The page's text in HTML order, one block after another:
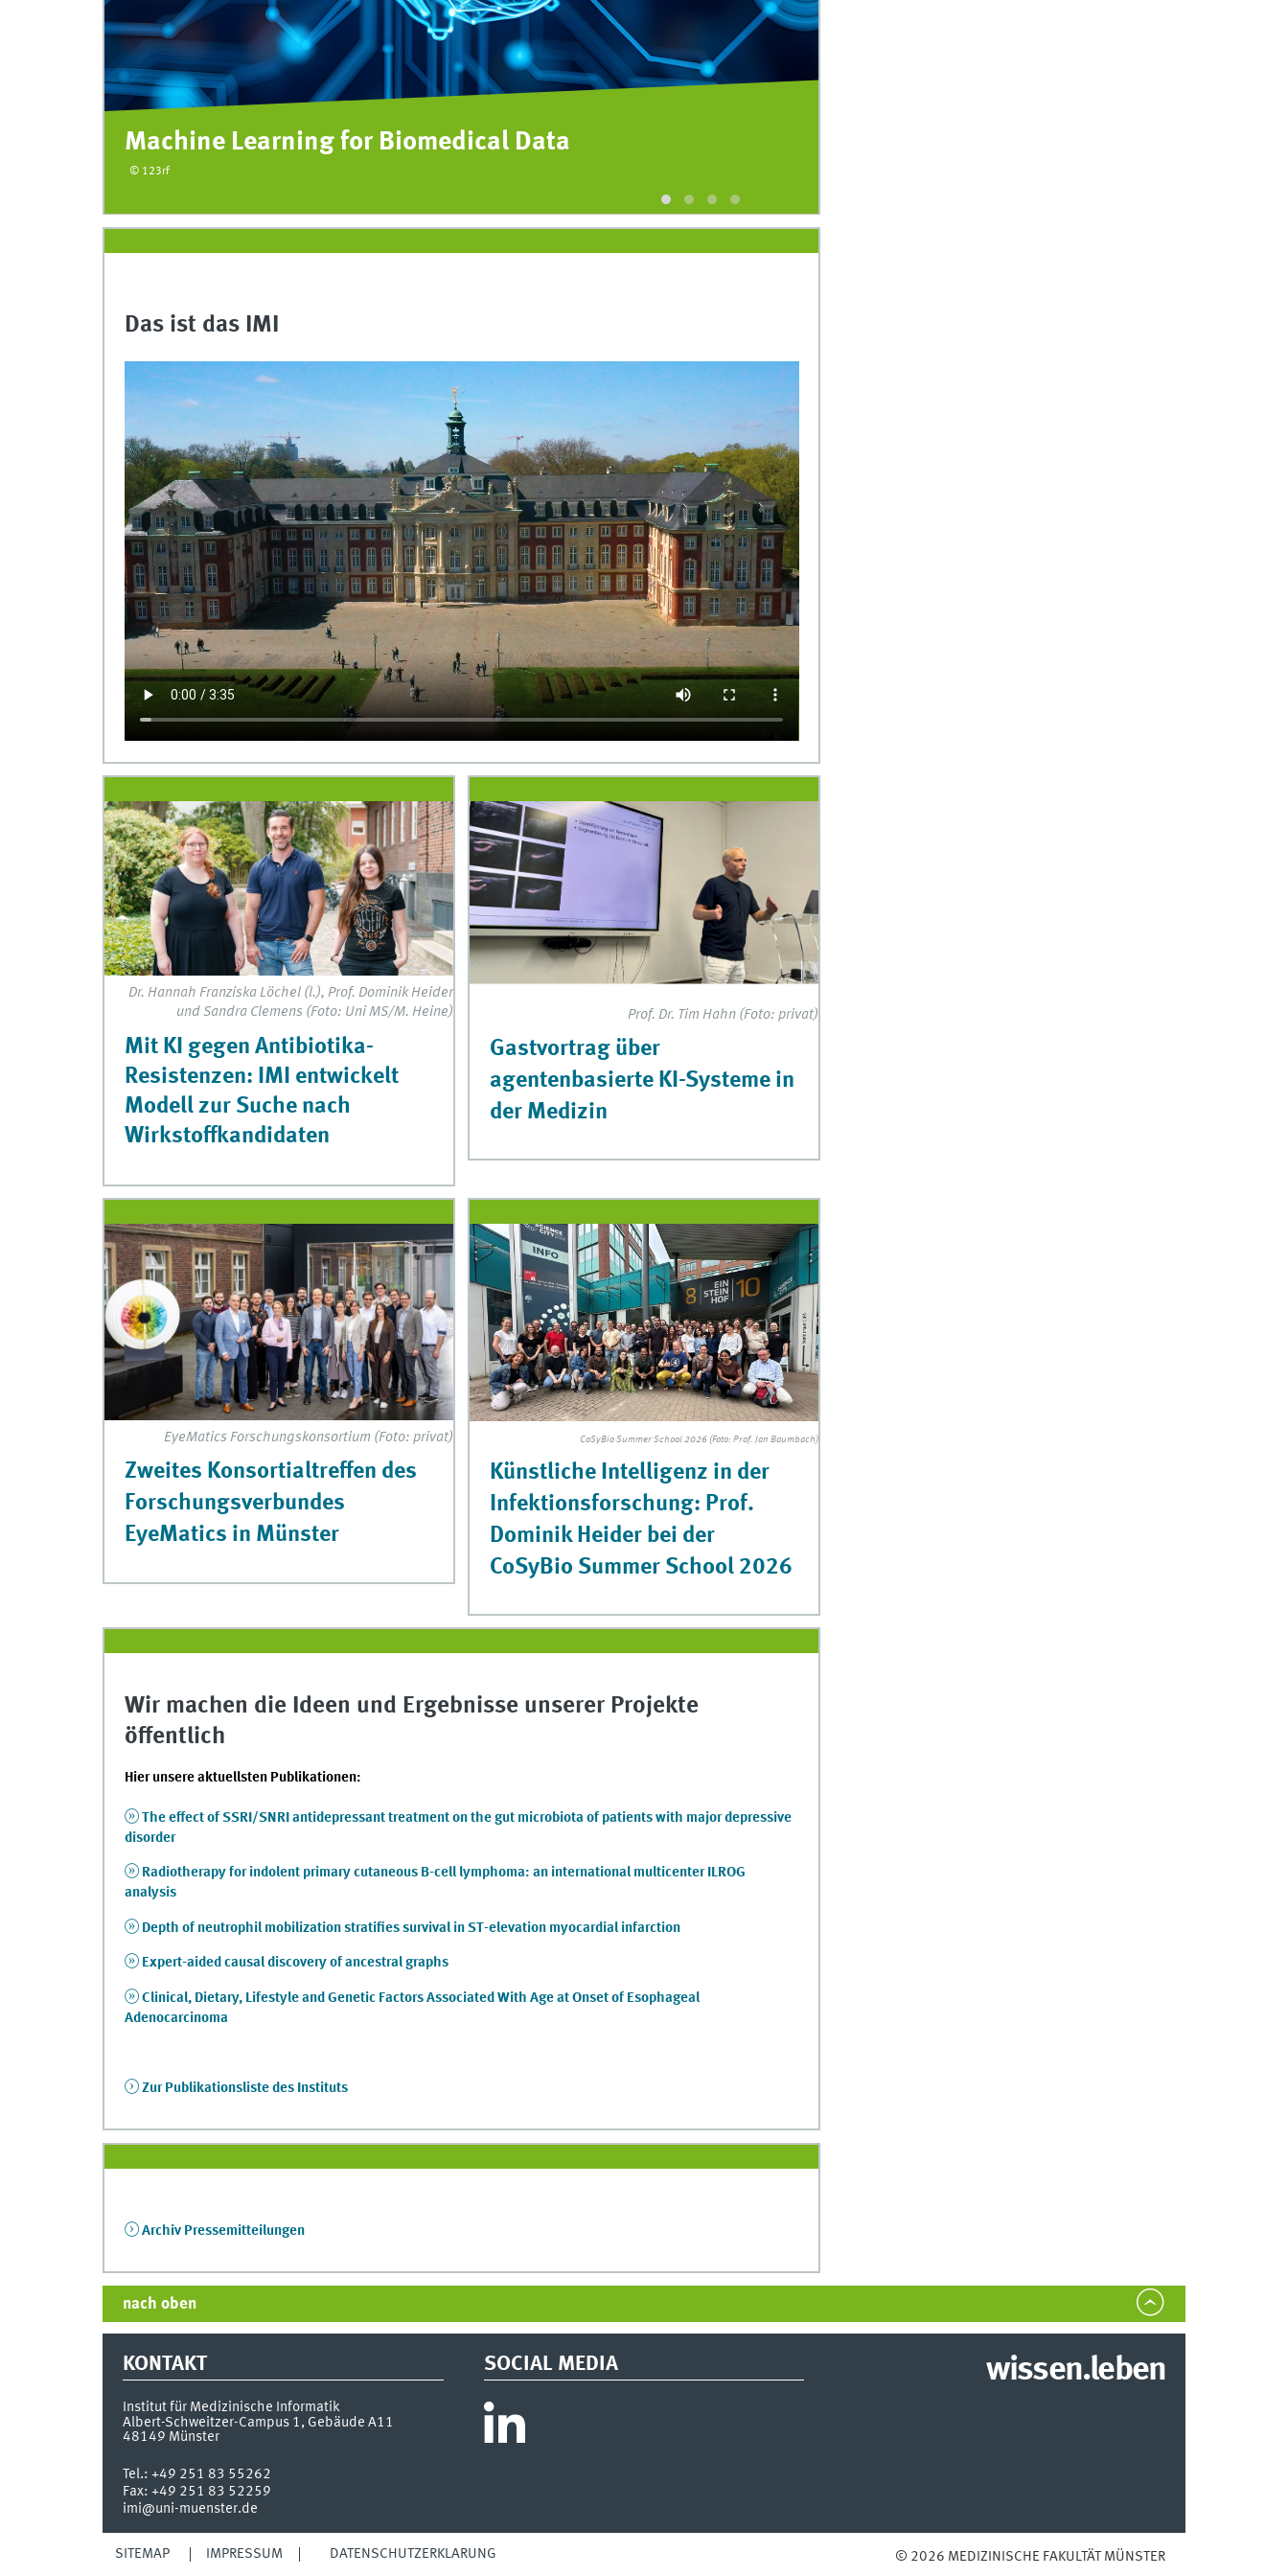
©123rf
Das ist das IMI
Dr. Hannah Franziska Löchel (l.), Prof. Dominik Heider
und Sandra Clemens (Foto: Uni MS/M. Heine)
Mit KI gegen Antibiotika-
Resistenzen: IMI entwickelt
Modell zur Suche nach
Wirkstoffkandidaten
Prof. Dr. Tim Hahn (Foto: privat)
Gastvortrag über
agentenbasierte KI-Systeme in
der Medizin
EyeMatics Forschungskonsortium (Foto: privat)
Zweites Konsortialtreffen des
Forschungsverbundes
EyeMatics in Münster
CoSyBio Summer School 2026 (Foto: Prof. Jan Baumbach)
Künstliche Intelligenz in der
Infektionsforschung: Prof.
Dominik Heider bei der
CoSyBio Summer School 2026
Wir machen die Ideen und Ergebnisse unserer Projekte
öffentlich
Hier unsere aktuellsten Publikationen:
The effect of SSRI/SNRI antidepressant treatment on the gut microbiota of patients with major depressive
disorder
Radiotherapy for indolent primary cutaneous B-cell lymphoma: an international multicenter ILROG
analysis
Depth of neutrophil mobilization stratifies survival in ST-elevation myocardial infarction
Expert-aided causal discovery of ancestral graphs
Clinical, Dietary, Lifestyle and Genetic Factors Associated With Age at Onset of Esophageal
Adenocarcinoma
Zur Publikationsliste des Instituts
Archiv Pressemitteilungen
nach oben
KONTAKT
Institut für Medizinische Informatik
Albert-Schweitzer-Campus 1, Gebäude A11
48149 Münster
Tel.: +49 251 83 55262
Fax: +49 251 83 52259
imi@uni-muenster.de
SOCIAL MEDIA wissen.leben
SITEMAP IMPRESSUM DATENSCHUTZERKLÄRUNG © 2026 MEDIZINISCHE FAKULTÄT MÜNSTER